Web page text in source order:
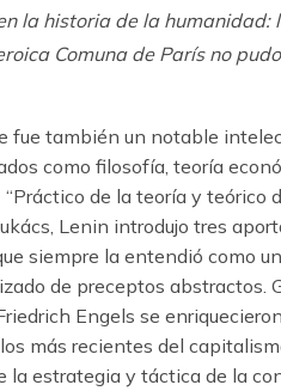
la historia de la humanidad:
Comuna de París no
fue también un notable
como filosofía, teoría
“Práctico de la teoría y teórico
Lenin introdujo tres
siempre la entendió como
de preceptos abstractos.
Engels se
más recientes del
la estrategia y táctica de la